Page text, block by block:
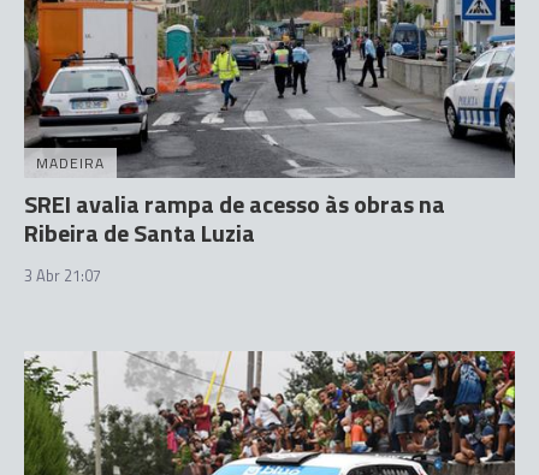
MADEIRA
SREI avalia rampa de acesso às obras na
Ribeira de Santa Luzia
3 Abr 21:07